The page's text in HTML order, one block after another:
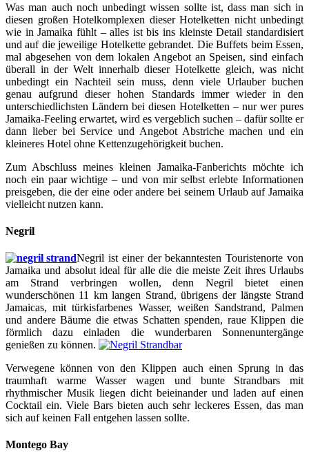
Was man auch noch unbedingt wissen sollte ist, dass man sich in
diesen großen Hotelkomplexen dieser Hotelketten nicht unbedingt
wie in Jamaika fühlt – alles ist bis ins kleinste Detail standardisiert
und auf die jeweilige Hotelkette gebrandet. Die Buffets beim Essen,
mal abgesehen von dem lokalen Angebot an Speisen, sind einfach
überall in der Welt innerhalb dieser Hotelkette gleich, was nicht
unbedingt ein Nachteil sein muss, denn viele Urlauber buchen
genau aufgrund dieser hohen Standards immer wieder in den
unterschiedlichsten Ländern bei diesen Hotelketten – nur wer pures
Jamaika-Feeling erwartet, wird es vergeblich suchen – dafür sollte er
dann lieber bei Service und Angebot Abstriche machen und ein
kleineres Hotel ohne Kettenzugehörigkeit buchen.
Zum Abschluss meines kleinen Jamaika-Fanberichts möchte ich
noch ein paar wichtige – und von mir selbst erlebte Informationen
preisgeben, die der eine oder andere bei seinem Urlaub auf Jamaika
vielleicht nutzen kann.
Negril
Negril ist einer der bekanntesten Touristenorte von
Jamaika und absolut ideal für alle die die meiste Zeit ihres Urlaubs
am Strand verbringen wollen, denn Negril bietet einen
wunderschönen 11 km langen Strand, übrigens der längste Strand
Jamaicas, mit türkisfarbenes Wasser, weißen Sandstrand, Palmen
und andere Bäume die etwas Schatten spenden, raue Klippen die
förmlich dazu einladen die wunderbaren Sonnenuntergänge
genießen zu können.
Verwegene können von den Klippen auch einen Sprung in das
traumhaft warme Wasser wagen und bunte Strandbars mit
rhythmischer Musik liegen dicht beieinander und laden auf einen
Cocktail ein. Viele Bars bieten auch sehr leckeres Essen, das man
sich auf keinen Fall entgehen lassen sollte.
Montego Bay